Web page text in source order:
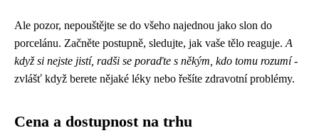
Ale pozor, nepouštějte se do všeho najednou jako slon do
porcelánu. Začněte postupně, sledujte, jak vaše tělo reaguje. A
když si nejste jistí, radši se poraďte s někým, kdo tomu rozumí-
zvlášť když berete nějaké léky nebo řešíte zdravotní problémy.
Cena a dostupnost na trhu